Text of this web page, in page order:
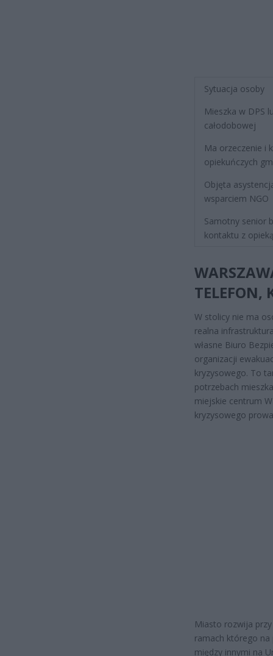
Sytuacja osoby
Mieszka w DPS
całodobowej
Ma orzeczenie i
opiekuńczych
Objęta
wsparciem NGO
Samotny senior
kontaktu z
TELEFON,
W stolicy nie ma
realna
własne Biuro
organizacji
kryzysowego. To
potrzebach
miejskie centrum
kryzysowego
Miasto rozwija
ramach którego na
między innymi na